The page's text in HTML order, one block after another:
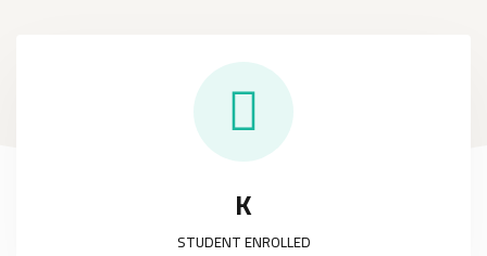
K
STUDENT ENROLLED